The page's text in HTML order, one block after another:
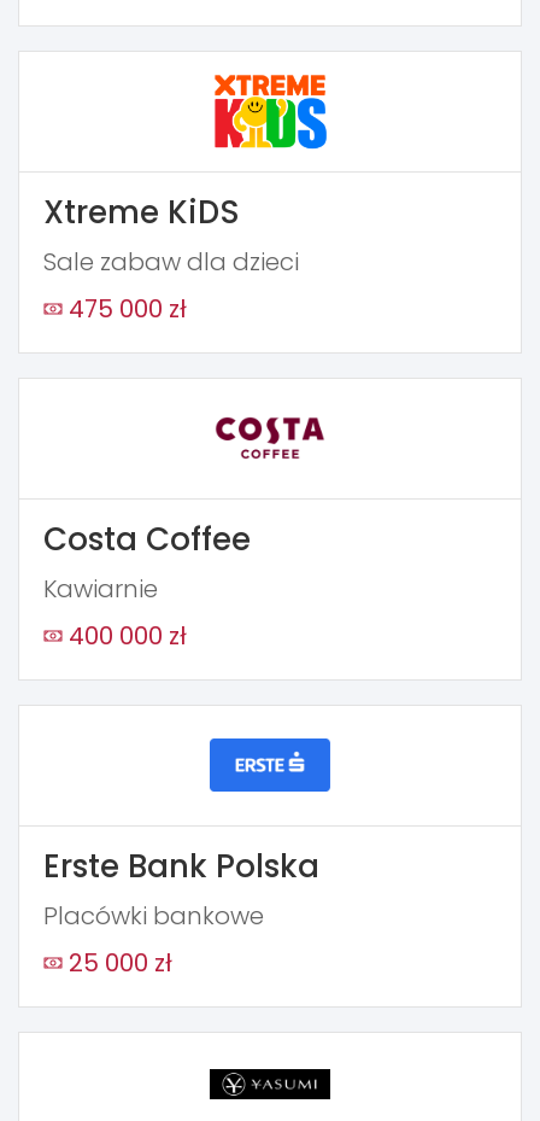
Xtreme KiDS
Sale zabaw dla dzieci
475 000 zł
Costa Coffee
Kawiarnie
400 000 zł
Erste Bank Polska
Placówki bankowe
25 000 zł